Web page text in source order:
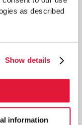
as described
Show details
information
A1085